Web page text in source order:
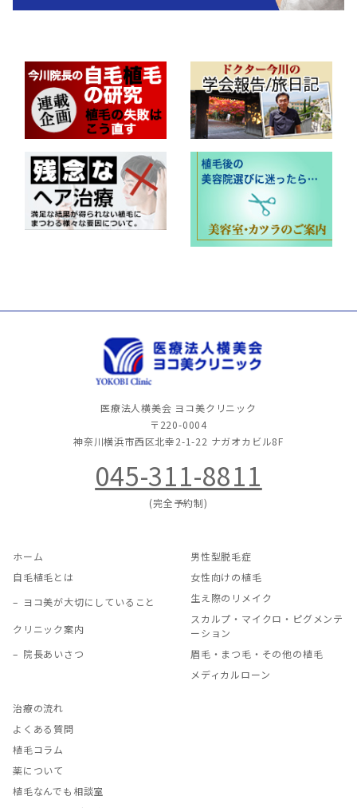
医療法人横美会 ヨコ美クリニック
〒220-0004
神奈川横浜市西区北幸2-1-22 ナガオカビル8F
045-311-8811
(完全予約制)
ホーム
自毛植毛とは
ヨコ美が大切にしていること
クリニック案内
院長あいさつ
男性型脱毛症
女性向けの植毛
生え際のリメイク
スカルプ・マイクロ・ピグメンテ
ーション
眉毛・まつ毛・その他の植毛
メディカルローン
治療の流れ
よくある質問
植毛コラム
薬について
植毛なんでも相談室